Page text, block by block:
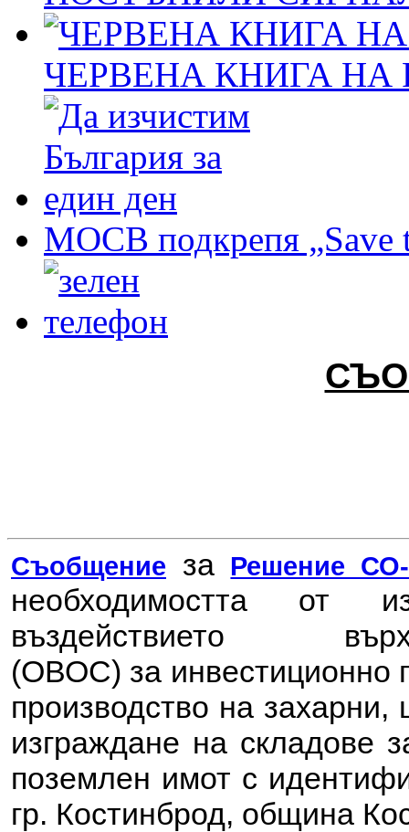
ЧЕРВЕНА КНИГА НА
МОСВ подкрепя „Save
Съобщение за Решение СО-
необходимостта от
въздействието
(ОВОС) за
производство на
изграждане на складове
поземлен имот с
гр. Костинброд, община